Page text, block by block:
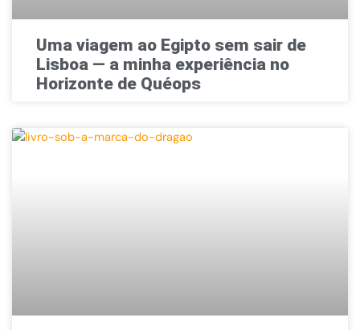
Uma viagem ao Egipto sem sair de
Lisboa — a minha experiência no
Horizonte de Quéops